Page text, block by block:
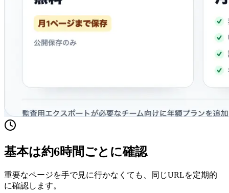
基本は約6時間ごとに確認
重要なページを手で見に行かなくても、同じURLを定期的
に確認します。